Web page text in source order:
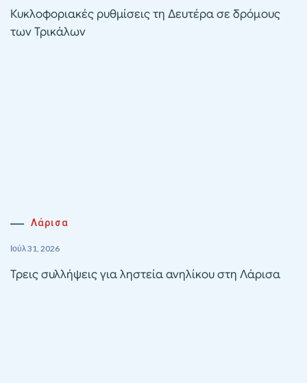
Κυκλοφοριακές ρυθμίσεις τη Δευτέρα σε δρόμους
των Τρικάλων
Λάρισα
Ιούλ 31, 2026
Τρεις συλλήψεις για ληστεία ανηλίκου στη Λάρισα